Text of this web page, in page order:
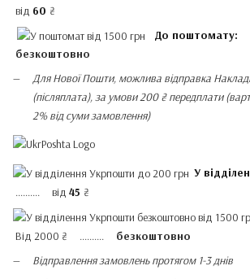
від 60 ₴
До поштомату:
безкоштовно
Для Нової Пошти, можлива відправка
(післяплата), за умови 200 ₴ передплати
2% від суми замовлення)
У
.......... від 45 ₴
Від 2000 ₴ .......... безкоштовно
Відправлення замовлень протягом 1-3 днів